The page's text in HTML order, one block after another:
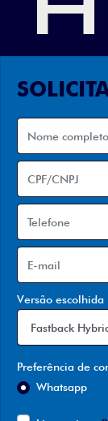
Versão escolhida
Preferência de
Whatsapp